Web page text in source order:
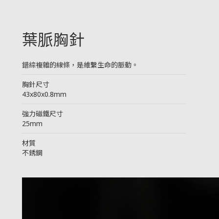
葉脈胸針
錯綜複雜的線條，是維繫生命的脈動。
胸針尺寸
43x80x0.8mm
強力磁鐵尺寸
25mm
材質
不銹鋼